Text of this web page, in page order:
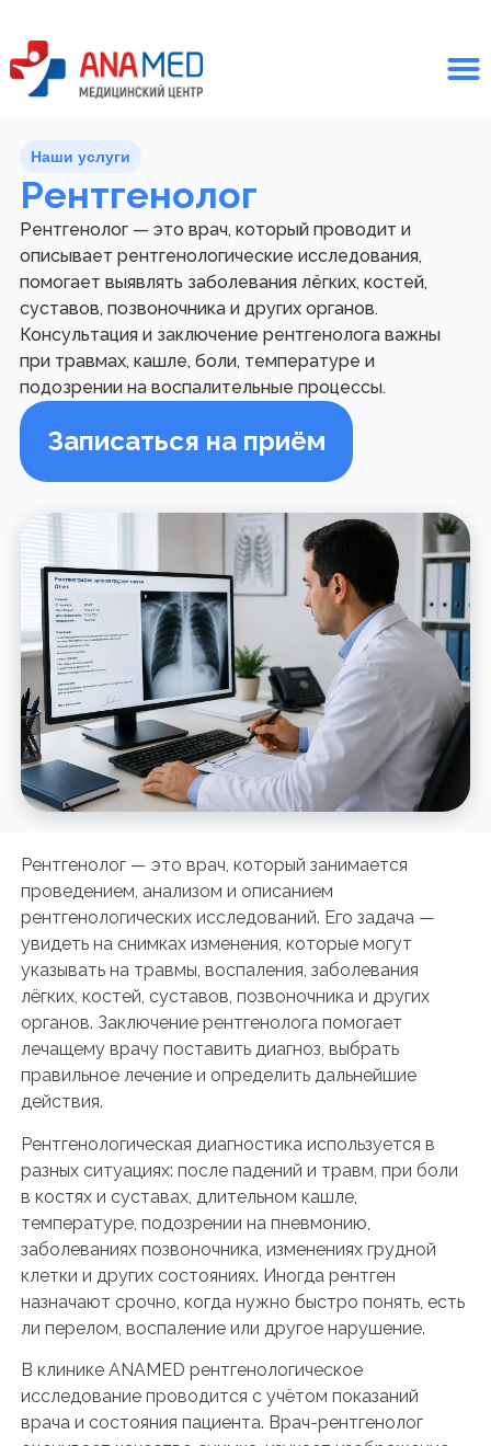
Наши услуги
Рентгенолог
Рентгенолог — это врач, который проводит и
описывает рентгенологические исследования,
помогает выявлять заболевания лёгких, костей,
суставов, позвоночника и других органов.
Консультация и заключение рентгенолога важны
при травмах, кашле, боли, температуре и
подозрении на воспалительные процессы.
Записаться на приём
Рентгенолог — это врач, который занимается
проведением, анализом и описанием
рентгенологических исследований. Его задача —
увидеть на снимках изменения, которые могут
указывать на травмы, воспаления, заболевания
лёгких, костей, суставов, позвоночника и других
органов. Заключение рентгенолога помогает
лечащему врачу поставить диагноз, выбрать
правильное лечение и определить дальнейшие
действия.
Рентгенологическая диагностика используется в
разных ситуациях: после падений и травм, при боли
в костях и суставах, длительном кашле,
температуре, подозрении на пневмонию,
заболеваниях позвоночника, изменениях грудной
клетки и других состояниях. Иногда рентген
назначают срочно, когда нужно быстро понять, есть
ли перелом, воспаление или другое нарушение.
В клинике ANAMED рентгенологическое
исследование проводится с учётом показаний
врача и состояния пациента. Врач-рентгенолог